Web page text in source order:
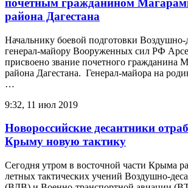
почетным гражданином
района Дагестана
Начальнику боевой подготовки Воздушно-
генерал-майору Вооруженных сил РФ
присвоено звание почетного гражданина
района Дагестана. Генерал-майора на
…
9:32, 11 июл 2019
Новороссийские десантники
Крыму новую тактику
Сегодня утром в восточной части Крыма
летных тактических учений Воздушно-